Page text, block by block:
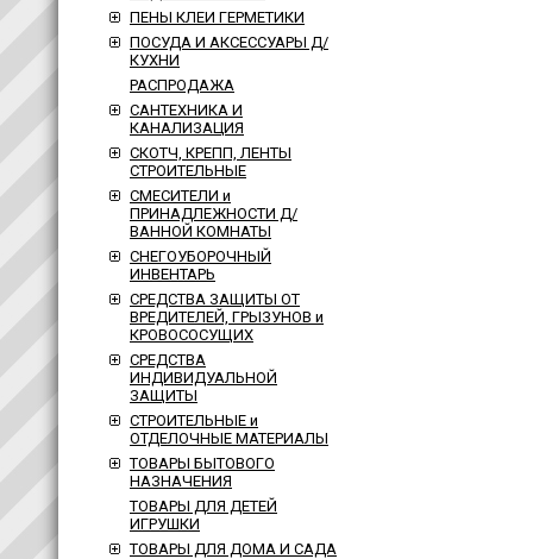
ПЕНЫ КЛЕИ ГЕРМЕТИКИ
ПОСУДА И АКСЕССУАРЫ Д/
КУХНИ
РАСПРОДАЖА
САНТЕХНИКА И
КАНАЛИЗАЦИЯ
СКОТЧ, КРЕПП, ЛЕНТЫ
СТРОИТЕЛЬНЫЕ
СМЕСИТЕЛИ и
ПРИНАДЛЕЖНОСТИ Д/
ВАННОЙ КОМНАТЫ
СНЕГОУБОРОЧНЫЙ
ИНВЕНТАРЬ
СРЕДСТВА ЗАЩИТЫ ОТ
ВРЕДИТЕЛЕЙ, ГРЫЗУНОВ и
КРОВОСОСУЩИХ
СРЕДСТВА
ИНДИВИДУАЛЬНОЙ
ЗАЩИТЫ
СТРОИТЕЛЬНЫЕ и
ОТДЕЛОЧНЫЕ МАТЕРИАЛЫ
ТОВАРЫ БЫТОВОГО
НАЗНАЧЕНИЯ
ТОВАРЫ ДЛЯ ДЕТЕЙ
ИГРУШКИ
ТОВАРЫ ДЛЯ ДОМА И САДА